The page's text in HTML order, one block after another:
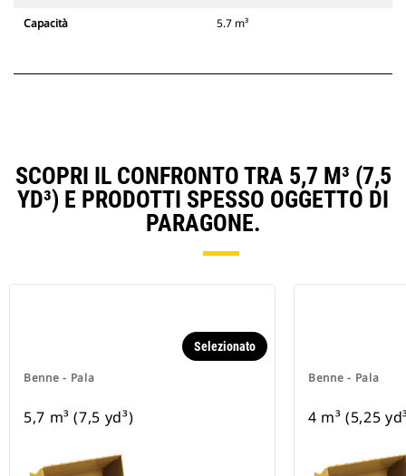
Capacità 5.7 m³
SCOPRI IL CONFRONTO TRA 5,7 M³ (7,5
YD³) E PRODOTTI SPESSO OGGETTO DI
PARAGONE.
Benne - Pala
Selezionato
5,7 m³ (7,5 yd³)
Benne - Pala
4 m³ (5,25